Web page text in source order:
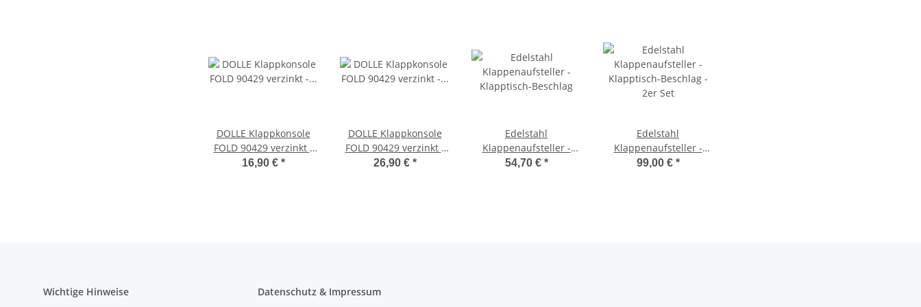
DOLLE Klappkonsole
FOLD 90429 verzinkt -
Klappenaussteller -
16,90 € *
DOLLE Klappkonsole
FOLD 90429 verzinkt -
Klappenaussteller -
26,90 € *
Edelstahl
Klappenaufsteller -
Klapptisch-Beschlag
54,70 € *
Edelstahl
Klappenaufsteller -
Klapptisch-Beschlag -
99,00 € *
Wichtige Hinweise Datenschutz & Impressum